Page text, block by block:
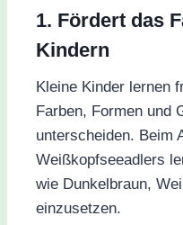
1. Fördert das
Kindern
Kleine Kinder lernen
Farben, Formen und
unterscheiden. Beim
Weißkopfseeadlers
wie Dunkelbraun,
einzusetzen.